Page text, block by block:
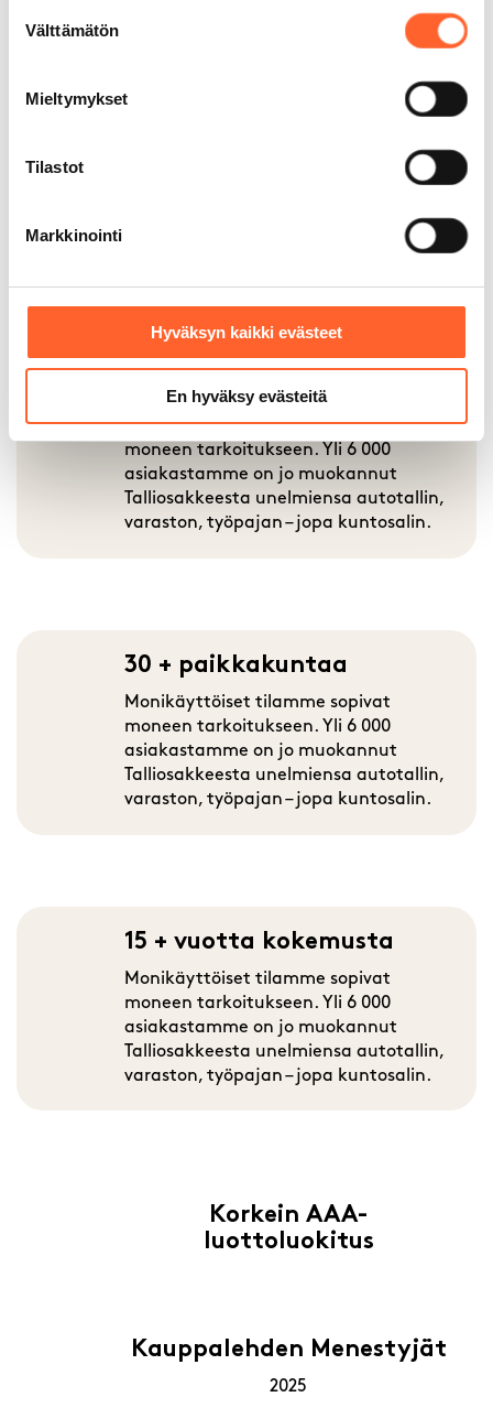
valinta
Välttämätön
Mieltymykset
Tilastot
Markkinointi
Hyväksyn kaikki evästeet
En hyväksy evästeitä
6000+ asiakasta
varaston, työpajan – jopa kuntosalin.
200 000 m² rakennettuja
tiloja
Monikäyttöiset tilamme sopivat
moneen tarkoitukseen. Yli 6 000
asiakastamme on jo muokannut
Talliosakkeesta unelmiensa autotallin,
varaston, työpajan – jopa kuntosalin.
30 + paikkakuntaa
Monikäyttöiset tilamme sopivat
moneen tarkoitukseen. Yli 6 000
asiakastamme on jo muokannut
Talliosakkeesta unelmiensa autotallin,
varaston, työpajan – jopa kuntosalin.
15 + vuotta kokemusta
Monikäyttöiset tilamme sopivat
moneen tarkoitukseen. Yli 6 000
asiakastamme on jo muokannut
Talliosakkeesta unelmiensa autotallin,
varaston, työpajan – jopa kuntosalin.
Korkein AAA-
luottoluokitus
Kauppalehden Menestyjät
2025